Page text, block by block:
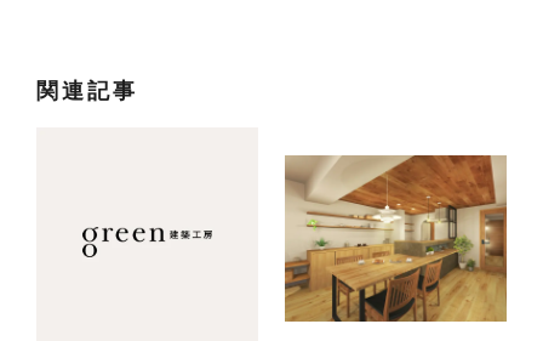
関連記事